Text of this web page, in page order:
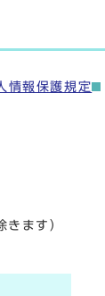
情報保護規定
ます）